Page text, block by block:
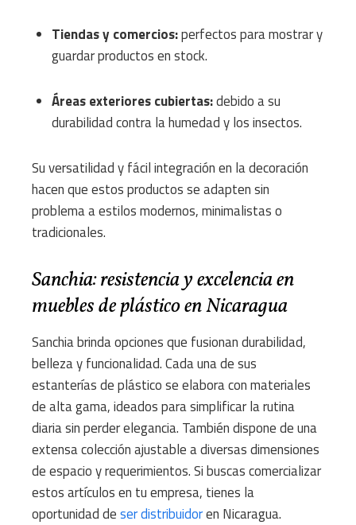
Tiendas y comercios:perfectos para mostrar y
guardar productos en stock.
Áreas exteriores cubiertas:debido a su
durabilidad contra la humedad y los insectos.
Su versatilidad y fácil integración en la decoración
hacen que estos productos se adapten sin
problema a estilos modernos, minimalistas o
tradicionales.
Sanchia: resistencia y excelencia en
muebles de plástico en Nicaragua
Sanchia brinda opciones que fusionan durabilidad,
belleza y funcionalidad. Cada una de sus
estanterías de plástico se elabora con materiales
de alta gama, ideados para simplificar la rutina
diaria sin perder elegancia. También dispone de una
extensa colección ajustable a diversas dimensiones
de espacio y requerimientos. Si buscas comercializar
estos artículos en tu empresa, tienes la
oportunidad deser distribuidoren Nicaragua.